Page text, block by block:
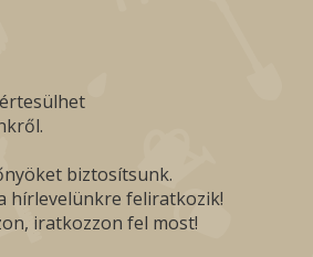
biztosítsunk.
hírlevelünkre feliratkozik!
iratkozzon fel most!